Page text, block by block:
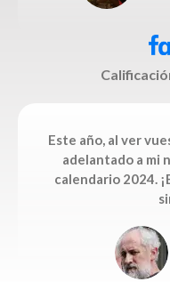
Este año, al ver
adelantado a mi
calendario 2024.